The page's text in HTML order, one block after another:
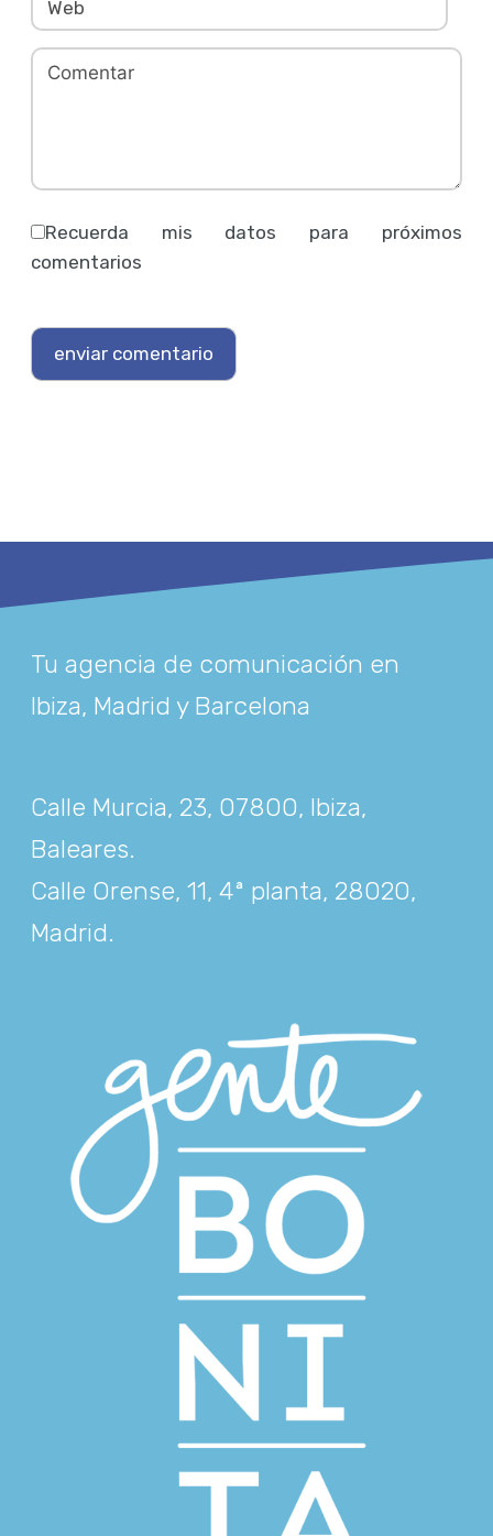
Recuerda mis datos para próximos
comentarios
Tu agencia de comunicación en
Ibiza, Madrid y Barcelona
Calle Murcia, 23, 07800, Ibiza,
Baleares.
Calle Orense, 11, 4ª planta, 28020,
Madrid.